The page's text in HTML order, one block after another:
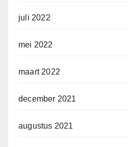
juli 2022
mei 2022
maart 2022
december 2021
augustus 2021